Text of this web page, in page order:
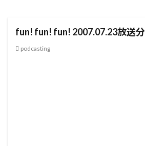
fun! fun! fun! 2007.07.23放送
podcasting